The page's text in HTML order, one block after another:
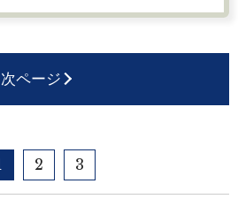
次ページ
2 3